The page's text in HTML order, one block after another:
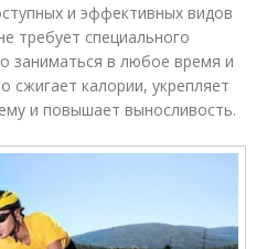
и эффективных видов
требует специального
заниматься в любое время и
сжигает калории, укрепляет
и повышает выносливость.